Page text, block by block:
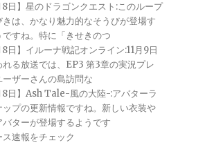
8日】星のドラゴンクエスト:このループ
きは、かなり魅力的なそうびが登場す
ですね。特に「きせきのつ
8日】イルーナ戦記オンライン:11月9日
れる放送では、EP3 第3章の実況プレ
ーザーさんの島訪問な
8日】Ash Tale-風の大陸-:アバターラ
ップの更新情報ですね。新しい衣装や
バターが登場するようです
ス速報をチェック